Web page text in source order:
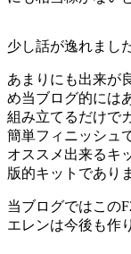
少し話が逸れまし
あまりにも出来が
め当ブログ的には
組み立てるだけで
簡単フィニッシュ
オススメ出来るキ
版的キットであり
当ブログではこの
エレンは今後も作